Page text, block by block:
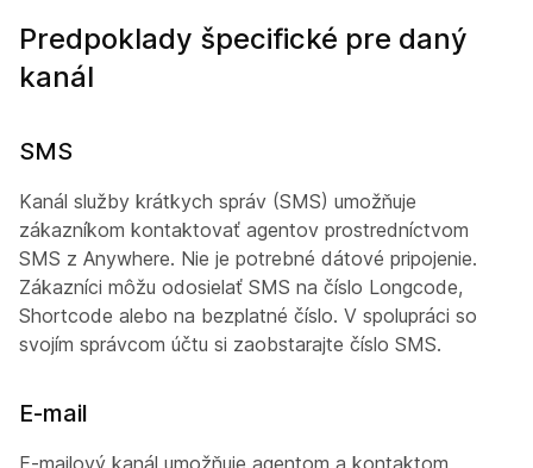
Predpoklady špecifické pre daný
kanál
SMS
Kanál služby krátkych správ (SMS) umožňuje
zákazníkom kontaktovať agentov prostredníctvom
SMS z Anywhere. Nie je potrebné dátové pripojenie.
Zákazníci môžu odosielať SMS na číslo Longcode,
Shortcode alebo na bezplatné číslo. V spolupráci so
svojím správcom účtu si zaobstarajte číslo SMS.
E-mail